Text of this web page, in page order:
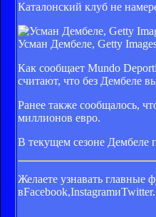
Каталонский клуб не
Усман Дембеле, Getty
Как сообщает Mundo
считают, что без Дембеле
Ранее также сообщалось,
миллионов евро.
В текущем сезоне Дембеле
Желаете узнавать
вFacebook,InstagramиTwitter.